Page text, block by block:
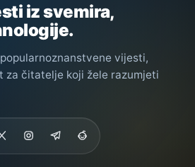
iz svemira,
vijesti,
za čitatelje koji žele razumjeti